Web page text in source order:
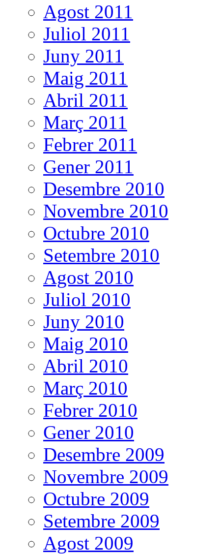
Agost 2011
Juliol 2011
Juny 2011
Maig 2011
Abril 2011
Març 2011
Febrer 2011
Gener 2011
Desembre 2010
Novembre 2010
Octubre 2010
Setembre 2010
Agost 2010
Juliol 2010
Juny 2010
Maig 2010
Abril 2010
Març 2010
Febrer 2010
Gener 2010
Desembre 2009
Novembre 2009
Octubre 2009
Setembre 2009
Agost 2009